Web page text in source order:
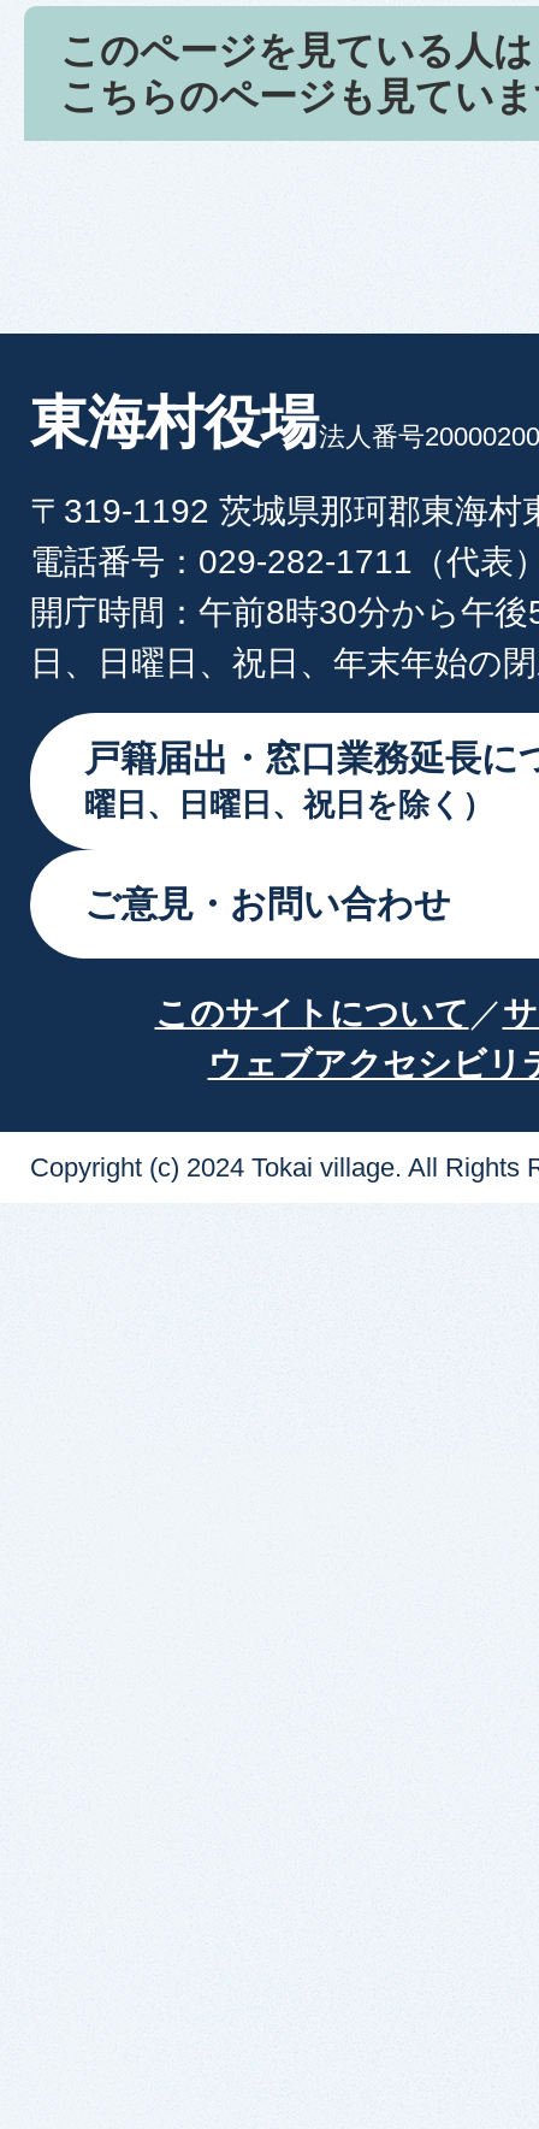
このページを見ている人は
こちらのページも見てい
東海村役場法人番号
〒319-1192 茨城県那珂郡東海村
電話番号：029-282-1711（代表
開庁時間：午前8時30分から午
日、日曜日、祝日、年末年始の
戸籍届出・窓口業務延長に
曜日、日曜日、祝日を除く）
ご意見・お問い合わせ
このサイトについて
ウェブアクセシビリ
Copyright (c) 2024 Tokai village. All Rights